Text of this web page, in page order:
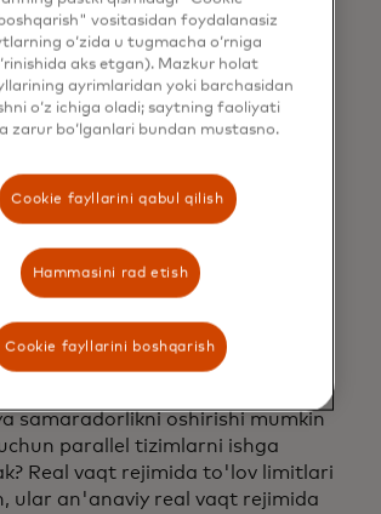
ekotizimlarida
yuritadilar.
ehtiyojlarini rejalashtirish to'siq
innovatsiyalar uchun reja.
barchasi o'sishni
uchun zarur bo'lgan
mezonlarida
rol o'ynaydi.
samaradorlikni oshirishi mumkin
parallel tizimlarni ishga
Real vaqt rejimida to'lov limitlari
ular an'anaviy real vaqt rejimida
vositasidan foydalanasiz
o‘zida u tugmacha o‘rniga
aks etgan). Mazkur holat
ayrimlaridan yoki barchasidan
o‘z ichiga oladi; saytning faoliyati
zarur bo‘lganlari bundan mustasno.
Cookie fayllarini qabul qilish
Hammasini rad etish
Cookie fayllarini boshqarish